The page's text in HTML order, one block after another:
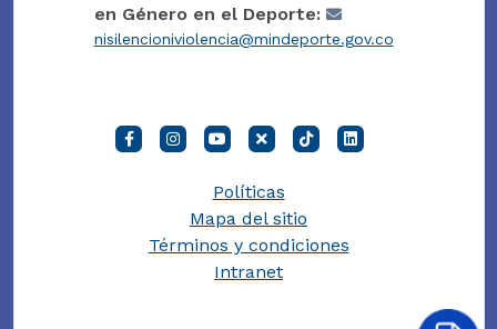
en Género en el Deporte:
nisilencioniviolencia@mindeporte.gov.co
Políticas
Mapa del sitio
Términos y condiciones
Intranet